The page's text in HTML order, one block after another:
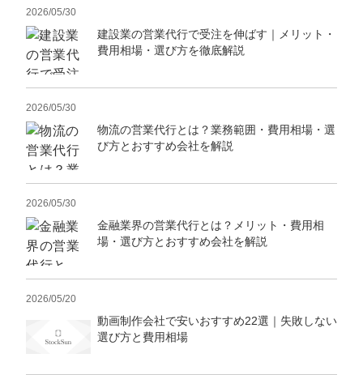
2026/05/30
建設業の営業代行で受注を伸ばす｜メリット・
費用相場・選び方を徹底解説
2026/05/30
物流の営業代行とは？業務範囲・費用相場・選
び方とおすすめ会社を解説
2026/05/30
金融業界の営業代行とは？メリット・費用相
場・選び方とおすすめ会社を解説
2026/05/20
動画制作会社で安いおすすめ22選｜失敗しない
選び方と費用相場